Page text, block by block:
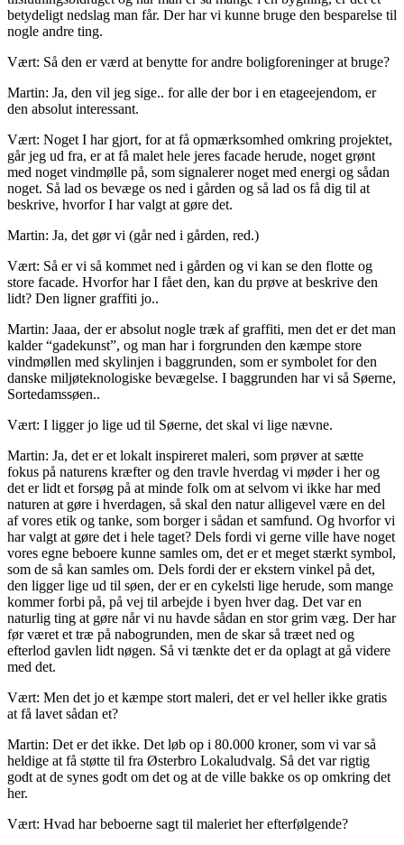
betydeligt nedslag man får. Der har vi kunne bruge den besparelse til
nogle andre ting.
Vært: Så den er værd at benytte for andre boligforeninger at bruge?
Martin: Ja, den vil jeg sige.. for alle der bor i en etageejendom, er
den absolut interessant.
Vært: Noget I har gjort, for at få opmærksomhed omkring projektet,
går jeg ud fra, er at få malet hele jeres facade herude, noget grønt
med noget vindmølle på, som signalerer noget med energi og sådan
noget. Så lad os bevæge os ned i gården og så lad os få dig til at
beskrive, hvorfor I har valgt at gøre det.
Martin: Ja, det gør vi (går ned i gården, red.)
Vært: Så er vi så kommet ned i gården og vi kan se den flotte og
store facade. Hvorfor har I fået den, kan du prøve at beskrive den
lidt? Den ligner graffiti jo..
Martin: Jaaa, der er absolut nogle træk af graffiti, men det er det man
kalder “gadekunst”, og man har i forgrunden den kæmpe store
vindmøllen med skylinjen i baggrunden, som er symbolet for den
danske miljøteknologiske bevægelse. I baggrunden har vi så Søerne,
Sortedamssøen..
Vært: I ligger jo lige ud til Søerne, det skal vi lige nævne.
Martin: Ja, det er et lokalt inspireret maleri, som prøver at sætte
fokus på naturens kræfter og den travle hverdag vi møder i her og
det er lidt et forsøg på at minde folk om at selvom vi ikke har med
naturen at gøre i hverdagen, så skal den natur alligevel være en del
af vores etik og tanke, som borger i sådan et samfund. Og hvorfor vi
har valgt at gøre det i hele taget? Dels fordi vi gerne ville have noget
vores egne beboere kunne samles om, det er et meget stærkt symbol,
som de så kan samles om. Dels fordi der er ekstern vinkel på det,
den ligger lige ud til søen, der er en cykelsti lige herude, som mange
kommer forbi på, på vej til arbejde i byen hver dag. Det var en
naturlig ting at gøre når vi nu havde sådan en stor grim væg. Der har
før været et træ på nabogrunden, men de skar så træet ned og
efterlod gavlen lidt nøgen. Så vi tænkte det er da oplagt at gå videre
med det.
Vært: Men det jo et kæmpe stort maleri, det er vel heller ikke gratis
at få lavet sådan et?
Martin: Det er det ikke. Det løb op i 80.000 kroner, som vi var så
heldige at få støtte til fra Østerbro Lokaludvalg. Så det var rigtig
godt at de synes godt om det og at de ville bakke os op omkring det
her.
Vært: Hvad har beboerne sagt til maleriet her efterfølgende?